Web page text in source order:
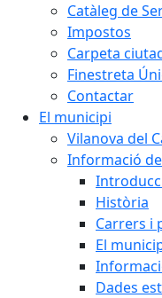
Catàleg de
Impostos
Carpeta
Finestreta
Contactar
El municipi
Vilanova del
Informació
Història
Carrers i
El
Dades